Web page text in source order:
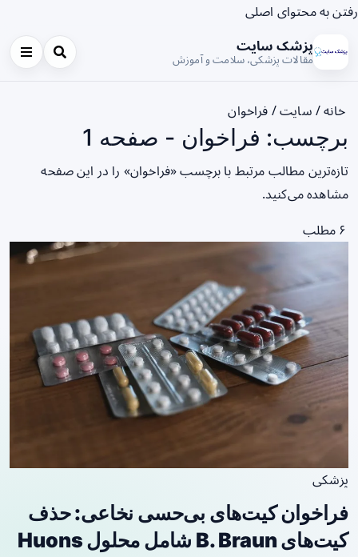
رفتن به محتوای اصلی
پزشک سایت
مقالات پزشکی، سلامت و آموزش
خانه/ سایت/ فراخوان
برچسب: فراخوان - صفحه 1
تازه‌ترین مطالب مرتبط با برچسب «فراخوان» را در این صفحه
مشاهده می‌کنید.
۶ مطلب
پزشکی
فراخوان کیت‌های بی‌حسی نخاعی: حذف
کیت‌های B. Braun شامل محلول Huons